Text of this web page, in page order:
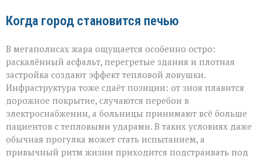
Когда город становится печью
В мегаполисах жара ощущается особенно остро:
раскалённый асфальт, перегретые здания и плотная
застройка создают эффект тепловой ловушки.
Инфраструктура тоже сдаёт позиции: от зноя плавится
дорожное покрытие, случаются перебои в
электроснабжении, а больницы принимают всё больше
пациентов с тепловыми ударами. В таких условиях даже
обычная прогулка может стать испытанием, а
привычный ритм жизни приходится подстраивать под